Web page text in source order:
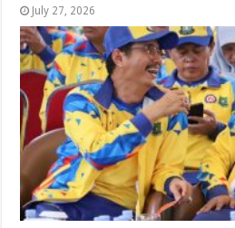
July 27, 2026